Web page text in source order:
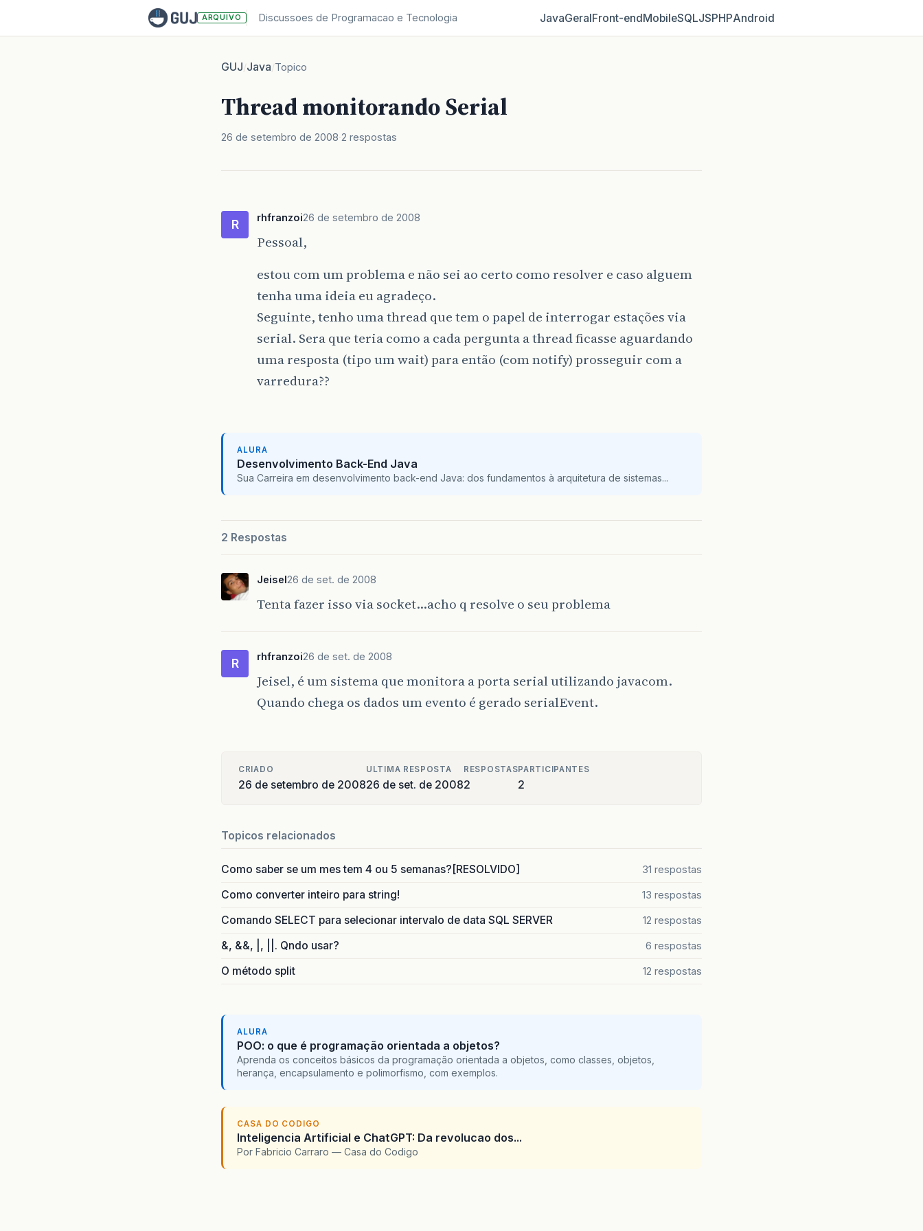
ARQUIVO Discussoes de Programacao e Tecnologia JavaGeralFront‑endMobileSQLJSPHPAndroid
GUJ/Java/Topico
Thread monitorando Serial
26 de setembro de 2008 2 respostas
R rhfranzoi26 de setembro de 2008
Pessoal,
estou com um problema e não sei ao certo como resolver e caso alguem
tenha uma ideia eu agradeço.
Seguinte, tenho uma thread que tem o papel de interrogar estações via
serial. Sera que teria como a cada pergunta a thread ficasse aguardando
uma resposta (tipo um wait) para então (com notify) prosseguir com a
varredura??
ALURA
Desenvolvimento Back-End Java
Sua Carreira em desenvolvimento back-end Java: dos fundamentos à arquitetura de sistemas...
2 Respostas
Jeisel26 de set. de 2008
Tenta fazer isso via socket…acho q resolve o seu problema
R rhfranzoi26 de set. de 2008
Jeisel, é um sistema que monitora a porta serial utilizando javacom.
Quando chega os dados um evento é gerado serialEvent.
CRIADO
26 de setembro de 2008
ULTIMA RESPOSTA
26 de set. de 2008
RESPOSTAS
2
PARTICIPANTES
2
Topicos relacionados
Como saber se um mes tem 4 ou 5 semanas?[RESOLVIDO] 31 respostas
Como converter inteiro para string! 13 respostas
Comando SELECT para selecionar intervalo de data SQL SERVER 12 respostas
&, &&, |, ||. Qndo usar? 6 respostas
O método split 12 respostas
ALURA
POO: o que é programação orientada a objetos?
Aprenda os conceitos básicos da programação orientada a objetos, como classes, objetos,
herança, encapsulamento e polimorfismo, com exemplos.
CASA DO CODIGO
Inteligencia Artificial e ChatGPT: Da revolucao dos...
Por Fabricio Carraro — Casa do Codigo